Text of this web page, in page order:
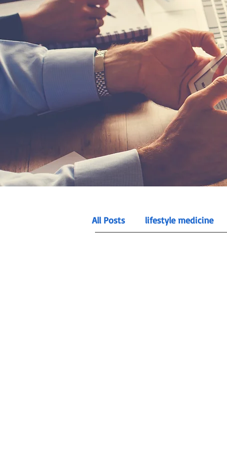
All Posts lifestyle medicine